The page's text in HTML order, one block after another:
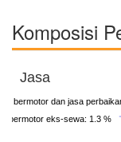
Komposisi
Jasa
bermotor eks-sewa: 1.3 %
bermotor dan jasa